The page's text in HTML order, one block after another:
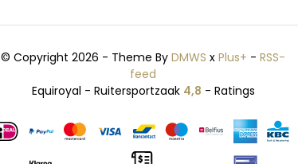
© Copyright 2026 - Theme ByDMWS xPlus+ -RSS-
feed
Equiroyal - Ruitersportzaak 4,8 - Ratings